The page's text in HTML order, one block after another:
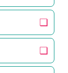
❏
❏